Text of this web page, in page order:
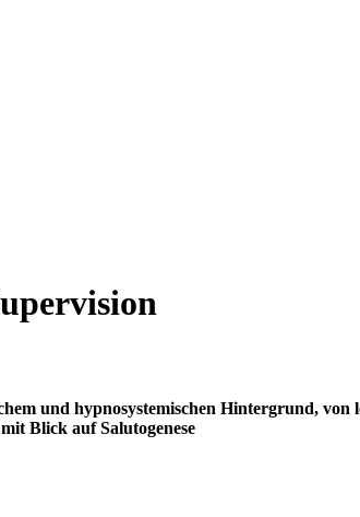
und hypnosystemischen Hintergrund,
Blick auf Salutogenese